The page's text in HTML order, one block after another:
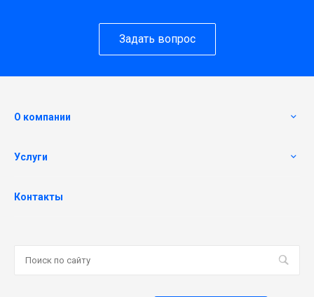
Задать вопрос
О компании
Услуги
Контакты